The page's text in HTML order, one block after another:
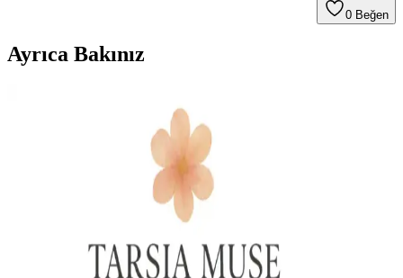
0 Beğen
Ayrıca Bakınız
Masal Şekerleme ile Dekorasyonun Büyülü Dünyası
Masal şekerleme, renkli ve tatlı temalarla dekorasyonda özgün
detaylar yaratmanızı sağlar. Farklı konseptler ve sunumlar ile
mekanlarınızı masalsı hale getirin.
Doğum Günü ve Organizasyonlar İçin